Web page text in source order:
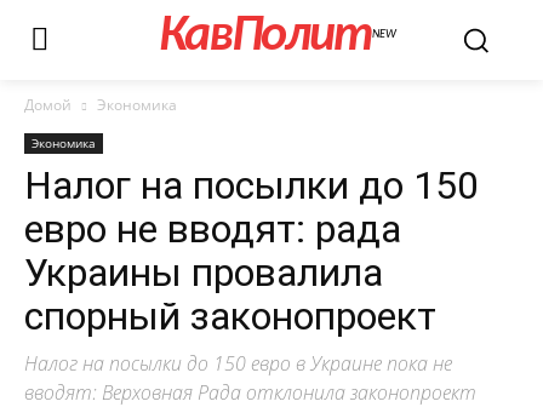
КавПолитNEW
Домой Экономика
Экономика
Налог на посылки до 150
евро не вводят: рада
Украины провалила
спорный законопроект
Налог на посылки до 150 евро в Украине пока не
вводят: Верховная Рада отклонила законопроект